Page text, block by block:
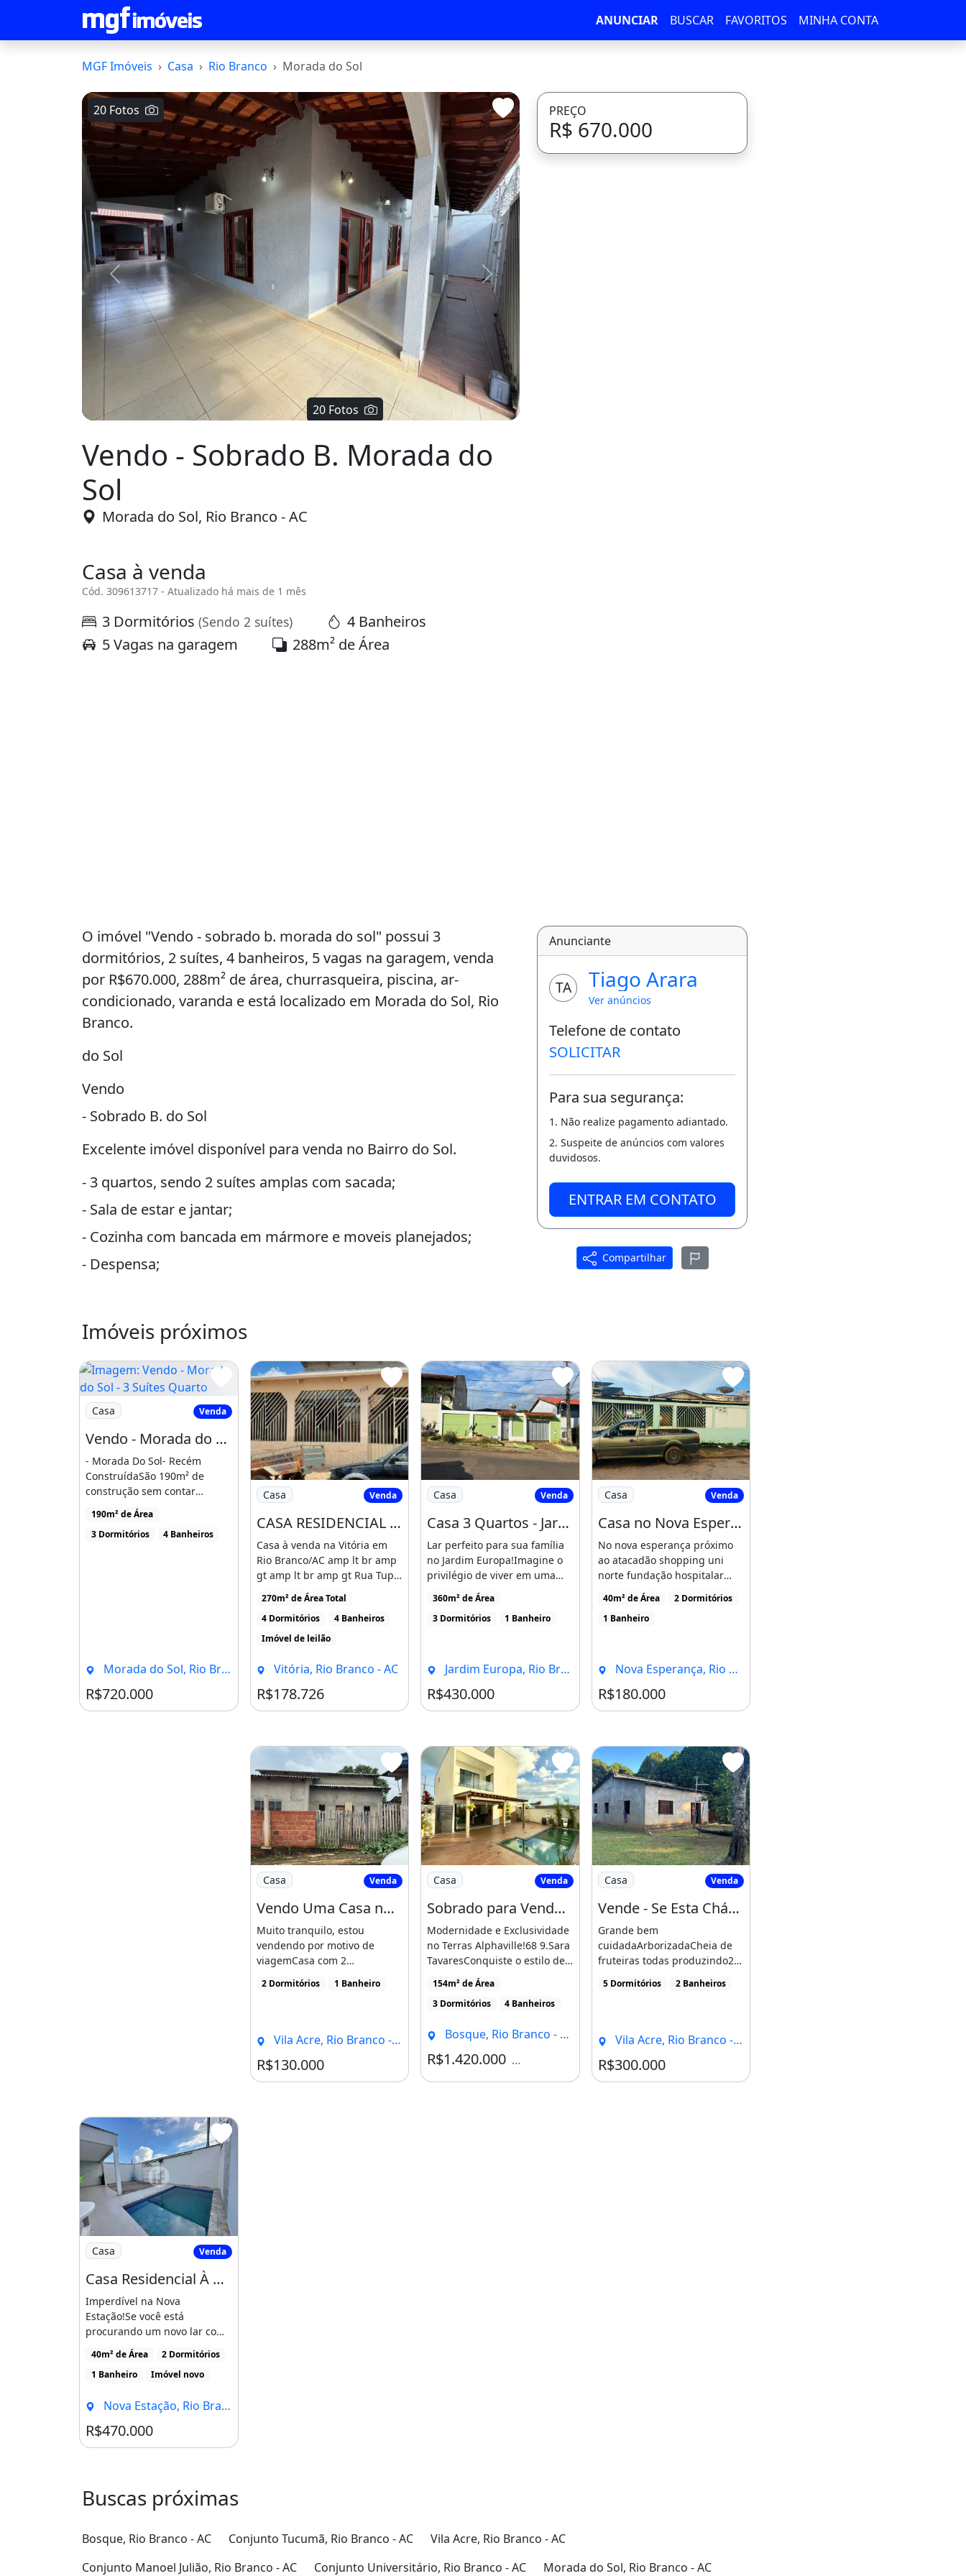
ANUNCIAR BUSCAR FAVORITOS MINHA CONTA
MGF Imóveis Casa Rio Branco Morada do Sol
20 Fotos
Voltar Avançar
Vendo - Sobrado B. Morada do
Sol
Morada do Sol, Rio Branco - AC
Casa à venda
Cód. 309613717 - Atualizado há mais de 1 mês
3 Dormitórios (Sendo 2 suítes)
4 Banheiros
5 Vagas na garagem
288m² de Área
PREÇO
R$ 670.000
O imóvel "Vendo - sobrado b. morada do sol" possui 3
dormitórios, 2 suítes, 4 banheiros, 5 vagas na garagem, venda
por R$670.000, 288m² de área, churrasqueira, piscina, ar-
condicionado, varanda e está localizado em Morada do Sol, Rio
Branco.
do Sol
Vendo
- Sobrado B. do Sol
Excelente imóvel disponível para venda no Bairro do Sol.
- 3 quartos, sendo 2 suítes amplas com sacada;
- Sala de estar e jantar;
- Cozinha com bancada em mármore e moveis planejados;
- Despensa;
- Garagem pra 3 carros;
Agende sua vista.
Características da casa:
Ar Condicionado
Churrasqueira
Piscina
Ar-condicionado Churrasqueira Piscina Varanda
Anunciante
TA Tiago Arara
Ver anúncios
Telefone de contato
SOLICITAR
Para sua segurança:
1. Não realize pagamento adiantado.
2. Suspeite de anúncios com valores
duvidosos.
ENTRAR EM CONTATO
Compartilhar
Imóveis próximos
Imagem: Vendo - Morada do Sol - 3 Suítes Quarto
Casa Venda
Vendo - Morada do Sol - 3 Suítes Quarto Ou Escritório
- Morada Do Sol- Recém
ConstruídaSão 190m² de
construção sem contar
piscina, chuveirão, área [...]
190m² de Área
3 Dormitórios
4 Banheiros
Morada do Sol, Rio Branco - AC
R$720.000
Imagem: CASA RESIDENCIAL em RIO BRANCO - AC, VITÓRIA
Casa Venda
CASA RESIDENCIAL em RIO BRANCO - AC, VITÓRIA
Casa à venda na Vitória em
Rio Branco/AC amp lt br amp
gt amp lt br amp gt Rua Tupi
Guarani, 153, [...]
270m² de Área Total
4 Dormitórios
4 Banheiros
Imóvel de leilão
Vitória, Rio Branco - AC
R$178.726
Imagem: Casa 3 Quartos - Jardim Europa
Casa Venda
Casa 3 Quartos - Jardim Europa
Lar perfeito para sua família
no Jardim Europa!Imagine o
privilégio de viver em uma
casa que acolhe [...]
360m² de Área
3 Dormitórios
1 Banheiro
Jardim Europa, Rio Branco - AC
R$430.000
Imagem: Casa no Nova Esperança Próximo Ao Atacadão
Casa Venda
Casa no Nova Esperança Próximo Ao Atacadão
No nova esperança próximo
ao atacadão shopping uni
norte fundação hospitalar
68999942387
40m² de Área
2 Dormitórios
1 Banheiro
Nova Esperança, Rio Branco - AC
R$180.000
Imagem: Vendo Uma Casa no Lotiamento santa Luzia
Casa Venda
Vendo Uma Casa no Lotiamento santa Luzia Apolonio Sales
Muito tranquilo, estou
vendendo por motivo de
viagemCasa com 2
venda por R$130.000,
2 Dormitórios 1 Banheiro
Vila Acre, Rio Branco - AC
R$130.000
Imagem: Sobrado para Venda com 3 Quartos em Aeroporto
Casa Venda
Sobrado para Venda com 3 Quartos em Aeroporto - Rio Branco - Ac
Modernidade e Exclusividade
no Terras Alphaville!68 9.Sara
TavaresConquiste o estilo de
vida que você [...]
154m² de Área
3 Dormitórios
4 Banheiros
Bosque, Rio Branco - AC
R$1.420.000 Condomínio R$1
Imagem: Vende - Se Esta Chácara
Casa Venda
Vende - Se Esta Chácara
Grande bem
cuidadaArborizadaCheia de
fruteiras todas produzindo2
3 quartos [...]
5 Dormitórios 2 Banheiros
Vila Acre, Rio Branco - AC
R$300.000
Imagem: Casa Residencial À Venda, 2 Quartos (Sendo
Casa Venda
Casa Residencial À Venda, 2 Quartos (Sendo 1 Suíte), Nova Estação - Rio Branco/Ac
Imperdível na Nova
Estação!Se você está
procurando um novo lar com
conforto e praticidade, essa
[...]
40m² de Área
2 Dormitórios
1 Banheiro
Imóvel novo
Nova Estação, Rio Branco - AC
R$470.000
Buscas próximas
Bosque, Rio Branco - AC Conjunto Tucumã, Rio Branco - AC
Vila Acre, Rio Branco - AC
Conjunto Manoel Julião, Rio Branco - AC
Conjunto Universitário, Rio Branco - AC Morada do Sol, Rio Branco - AC